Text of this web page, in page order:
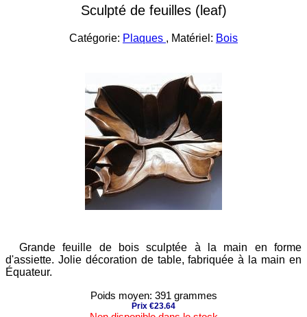
Sculpté de feuilles (leaf)
Catégorie: Plaques , Matériel: Bois
Grande feuille de bois sculptée à la main en forme
d'assiette. Jolie décoration de table, fabriquée à la main en
Équateur.
Poids moyen: 391 grammes
Prix €23.64